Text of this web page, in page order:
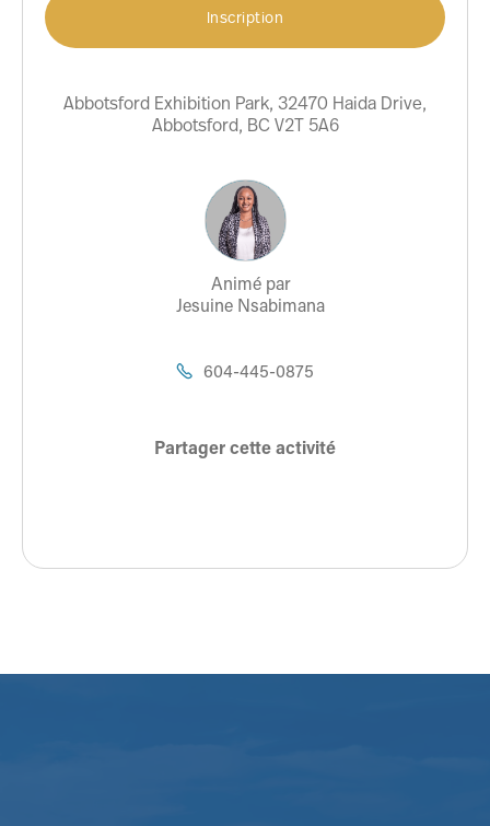
Inscription
Abbotsford Exhibition Park, 32470 Haida Drive,
Abbotsford, BC V2T 5A6
Animé par
Jesuine Nsabimana
 604-445-0875
Partager cette activité